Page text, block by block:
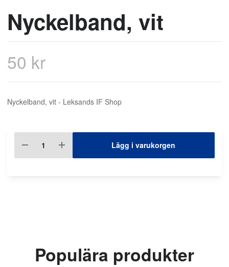
Nyckelband, vit
50 kr
Nyckelband, vit - Leksands IF Shop
Lägg i varukorgen
Populära produkter